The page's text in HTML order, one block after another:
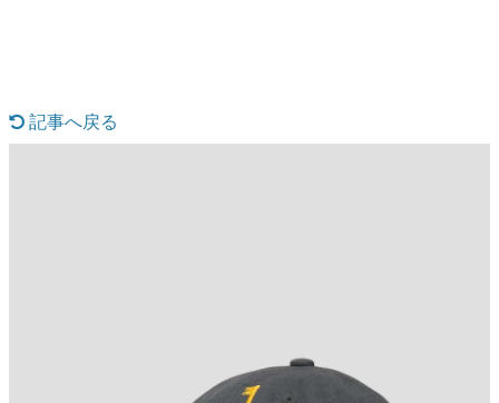
マンガ
記事へ戻る